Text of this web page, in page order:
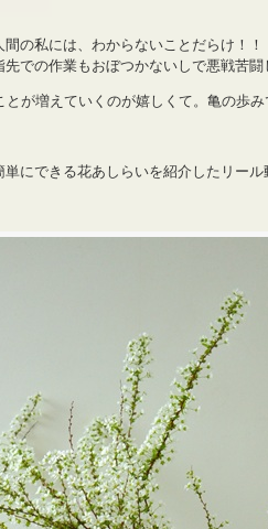
の私には、わからないことだらけ！！
先での作業もおぼつかないしで悪戦苦
とが増えていくのが嬉しくて。亀の歩
単にできる花あしらいを紹介したリー